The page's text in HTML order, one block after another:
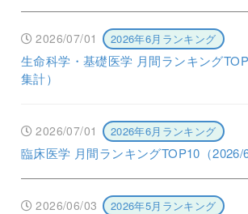
2026/07/01 2026年6月ランキング
生命科学・基礎医学 月間ランキング
集計）
2026/07/01 2026年6月ランキング
臨床医学 月間ランキングTOP10（2026/
2026/06/03 2026年5月ランキング